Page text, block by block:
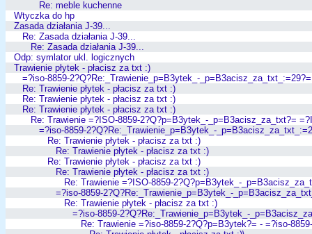
Re: meble kuchenne
Wtyczka do hp
Zasada działania J-39...
Re: Zasada działania J-39...
Re: Zasada działania J-39...
Odp: symlator ukl. logicznych
Trawienie płytek - płacisz za txt :)
=?iso-8859-2?Q?Re:_Trawienie_p=B3ytek_-_p=B3acisz_za_txt_:=29?=
Re: Trawienie płytek - płacisz za txt :)
Re: Trawienie płytek - płacisz za txt :)
Re: Trawienie płytek - płacisz za txt :)
Re: Trawienie =?ISO-8859-2?Q?p=B3ytek_-_p=B3acisz_za_txt?=
=?iso-8859-2?Q?Re:_Trawienie_p=B3ytek_-
Re: Trawienie płytek - płacisz za txt :)
Re: Trawienie płytek - płacisz za txt :)
Re: Trawienie płytek - płacisz za txt :)
Re: Trawienie płytek - płacisz za txt :)
Re: Trawienie =?ISO-8859-2?Q?p=B3ytek_-
=?iso-8859-2?Q?Re:_Trawienie_p=B3ytek_-
Re: Trawienie płytek - płacisz za txt :)
=?iso-8859-2?Q?Re:_Trawienie_p=B3ytek_-
Re: Trawienie =?iso-8859-2?Q?p=B3ytek?= - =?iso-